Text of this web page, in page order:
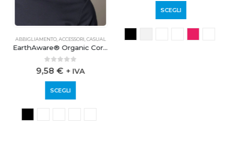
ABBIGLIAMENTO,ACCESSORI,CASUAL
EarthAware® Organic Cord Camper Cap
0out of 5
9,58 € + IVA
SCEGLI
SCEGLI